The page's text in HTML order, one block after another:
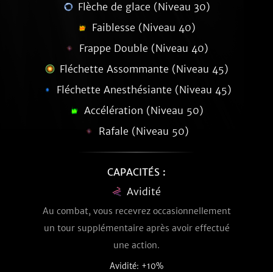
Flèche de glace (Niveau 30)
Faiblesse (Niveau 40)
Frappe Double (Niveau 40)
Fléchette Assommante (Niveau 45)
Fléchette Anesthésiante (Niveau 45)
Accélération (Niveau 50)
Rafale (Niveau 50)
CAPACITÉS :
Avidité
Au combat, vous recevrez occasionnellement
un tour supplémentaire après avoir effectué
une action.
Avidité: +10%